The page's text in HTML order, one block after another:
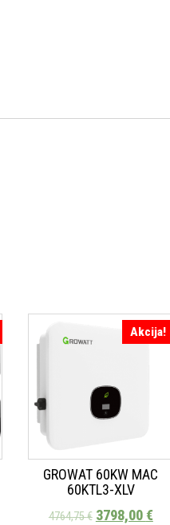
Akcija!
GROWAT 60KW MAC
60KTL3-XLV
4764,75€ 3798,00€